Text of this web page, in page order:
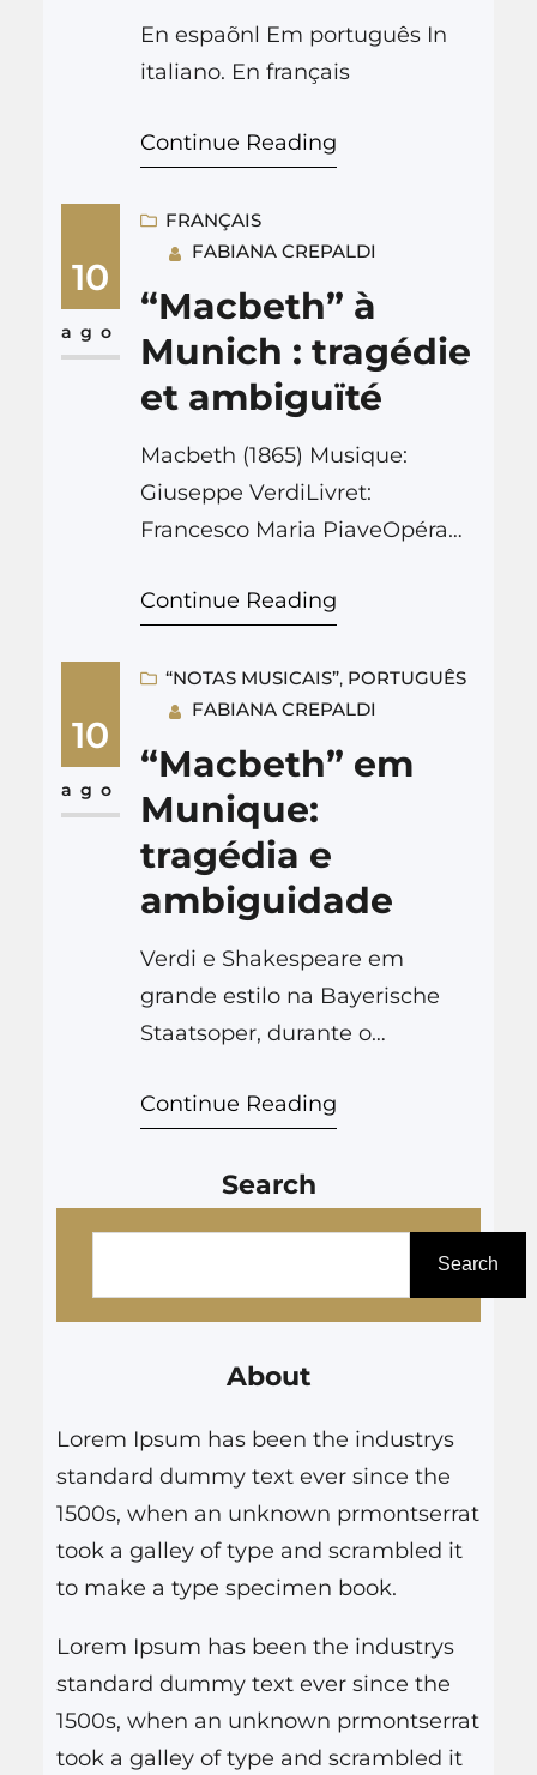
En espaõnl Em português In
italiano. En français
Continue Reading
10
ago
FRANÇAIS
FABIANA CREPALDI
“Macbeth” à
Munich : tragédie
et ambiguïté
Macbeth (1865) Musique:
Giuseppe VerdiLivret:
Francesco Maria PiaveOpéra
Staatsoper (Munich), 18 juilliet
Antonino FoglianiMise en
Scène: Martin KušejDécors:
Martin ZehetgruberCostumes:
Werner FritzLumière: Reinhard
Traub Lady Macbeth: Ekaterina
SemenchukMacbeth: George
PeteanBanco: Christian Van
StaatsorchesterBayerischer
Staatsopernchor Em português
le livret…
Continue Reading
10
ago
“NOTAS MUSICAIS”, PORTUGUÊS
FABIANA CREPALDI
“Macbeth” em
Munique:
tragédia e
ambiguidade
Verdi e Shakespeare em
grande estilo na Bayerische
Staatsoper, durante o
2022, a partir da leitura de
Musicais En français En
Continue Reading
Search
s
a
r
Search
About
Lorem Ipsum has been the industrys
standard dummy text ever since the
1500s, when an unknown prmontserrat
took a galley of type and scrambled it
to make a type specimen book.
Lorem Ipsum has been the industrys
standard dummy text ever since the
1500s, when an unknown prmontserrat
took a galley of type and scrambled it